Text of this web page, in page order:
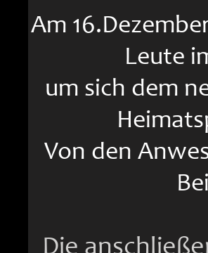
Am
Leute
um sich dem
Von den
Die